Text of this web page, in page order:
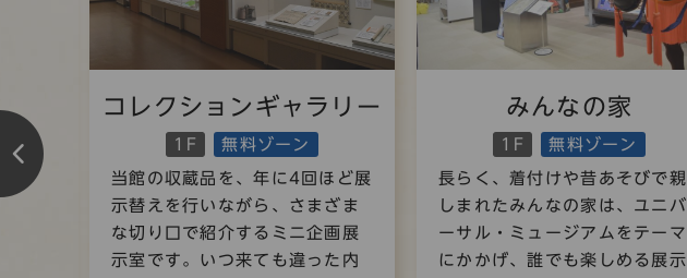
ラ コレクションギャラリー
1F 無料ゾーン
当館の収蔵品を、年に4回ほど展
示替えを行いながら、さまざま
な切り口で紹介するミニ企画展
示室です。いつ来ても違った内
みんなの家
1F 無料ゾーン
長らく、着付けや昔あそびで親
しまれたみんなの家は、ユニバ
ーサル・ミュージアムをテーマ
にかかげ、誰でも楽しめる展示